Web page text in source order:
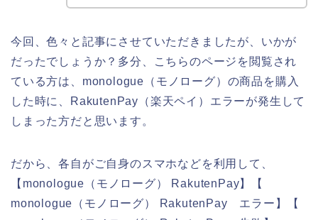
今回、色々と記事にさせていただきましたが、いかが
だったでしょうか？多分、こちらのページを閲覧され
ている方は、monologue（モノローグ）の商品を購入
した時に、RakutenPay（楽天ペイ）エラーが発生して
しまった方だと思います。
だから、各自がご自身のスマホなどを利用して、
【monologue（モノローグ） RakutenPay】【
monologue（モノローグ） RakutenPay エラー】【